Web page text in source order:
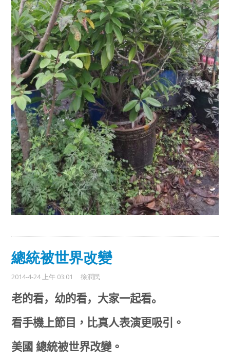
總統被世界改變
2014-4-24 上午 03:01 徐潤民
老的看，幼的看，大家一起看。
看手機上節目，比真人表演更吸引。
美國 總統被世界改變。